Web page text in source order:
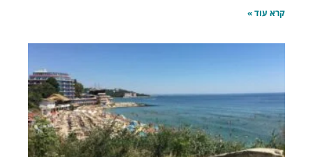
קרא עוד »